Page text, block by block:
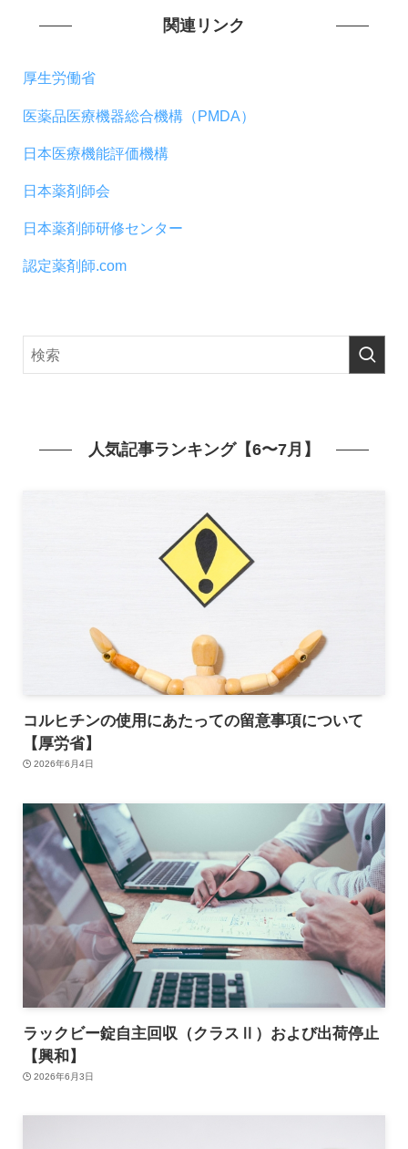
関連リンク
厚生労働省
医薬品医療機器総合機構（PMDA）
日本医療機能評価機構
日本薬剤師会
日本薬剤師研修センター
認定薬剤師.com
人気記事ランキング【6〜7月】
コルヒチンの使用にあたっての留意事項について
【厚労省】
2026年6月4日
ラックビー錠自主回収（クラスⅡ）および出荷停止
【興和】
2026年6月3日